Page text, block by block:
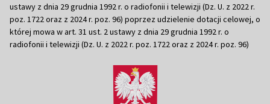
ustawy z dnia 29 grudnia 1992 r. o radiofonii i telewizji (Dz. U. z 2022 r.
poz. 1722 oraz z 2024 r. poz. 96) poprzez udzielenie dotacji celowej, o
której mowa w art. 31 ust. 2 ustawy z dnia 29 grudnia 1992 r. o
radiofonii i telewizji (Dz. U. z 2022 r. poz. 1722 oraz z 2024 r. poz. 96)